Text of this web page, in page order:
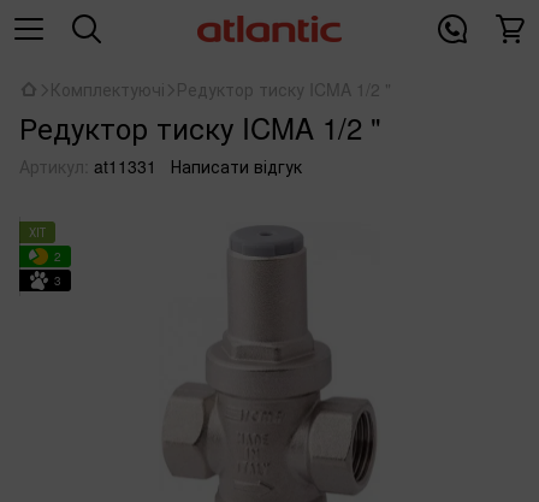
Комплектуючі Редуктор тиску ICMA 1/2 "
Редуктор тиску ICMA 1/2 "
Артикул: at11331 Написати відгук
ХІТ
2
3